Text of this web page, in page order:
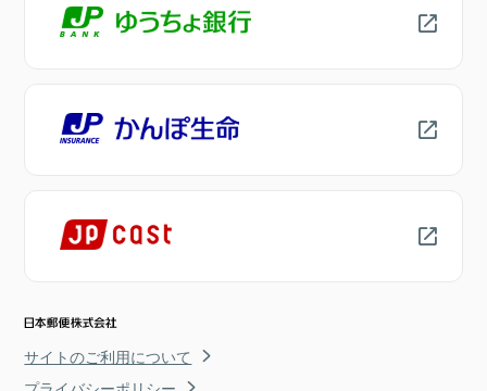
サイトのご利用について